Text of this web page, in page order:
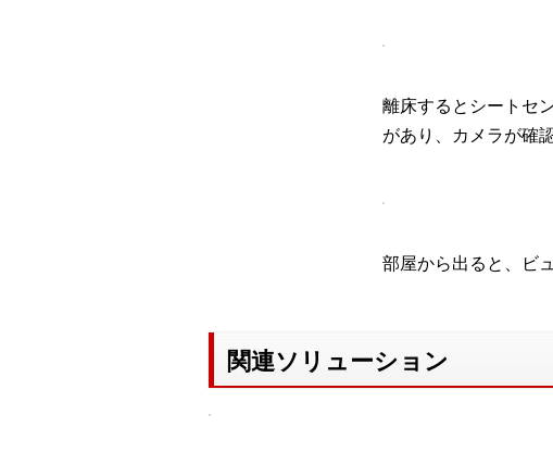
離床するとシートセ
があり、カメラが確
部屋から出ると、ビ
関連ソリューション